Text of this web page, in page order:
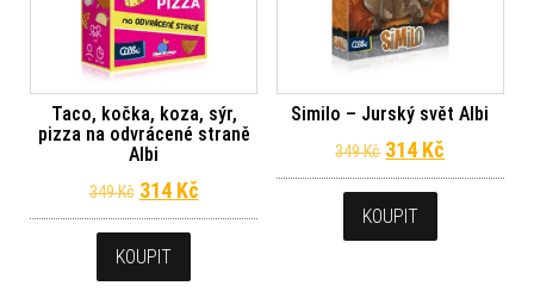
Taco, kočka, koza, sýr,
pizza na odvrácené straně
Albi
349Kč Původní cena byla: 349 Kč.
314 KčAktuální cena je: 314 Kč.
KOUPIT
Similo – Jurský svět Albi
349Kč Původní cena
314 Kč
KOUPIT